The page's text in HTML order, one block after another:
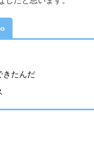
きたんだ